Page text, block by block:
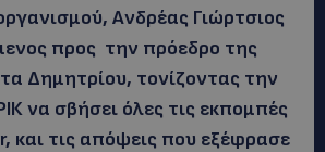
Ανδρέας Γιώρτσιος
προς την πρόεδρο της
Δημητρίου, τονίζοντας την
να σβήσει όλες τις εκπομπές
και τις απόψεις που εξέφρασε